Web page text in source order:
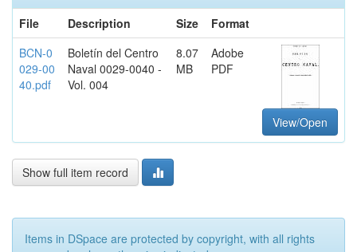
File
Description Size
Format
BCN-0
029-00
40.pdf
Boletín del Centro
Naval 0029-0040 -
Vol. 004
8.07
MB
Adobe
PDF
View/Open
Show full item record
Items in DSpace are protected by copyright, with all rights